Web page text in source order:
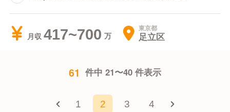
月収 417~700 東京都
足立区
61 件中 21〜40 件表示
1 2 3 4